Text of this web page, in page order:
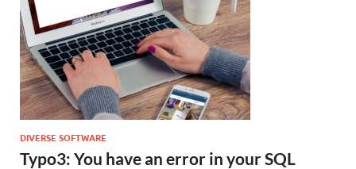
DIVERSE SOFTWARE
Typo3: You have an error in your SQL